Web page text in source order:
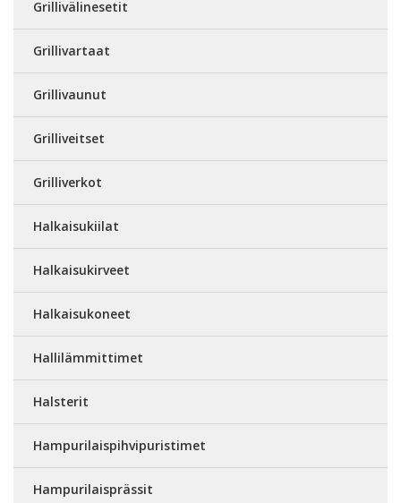
Grillivälinesetit
Grillivartaat
Grillivaunut
Grilliveitset
Grilliverkot
Halkaisukiilat
Halkaisukirveet
Halkaisukoneet
Hallilämmittimet
Halsterit
Hampurilaispihvipuristimet
Hampurilaisprässit